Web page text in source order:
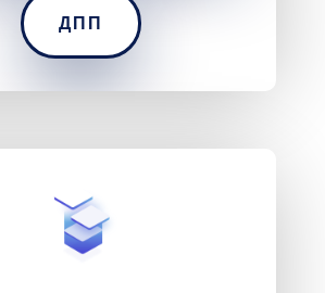
ДПП